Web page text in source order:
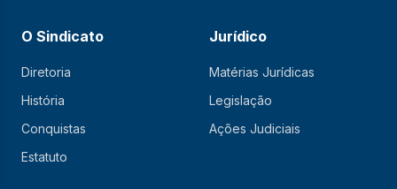
O Sindicato
Diretoria
História
Conquistas
Estatuto
Jurídico
Matérias Jurídicas
Legislação
Ações Judiciais